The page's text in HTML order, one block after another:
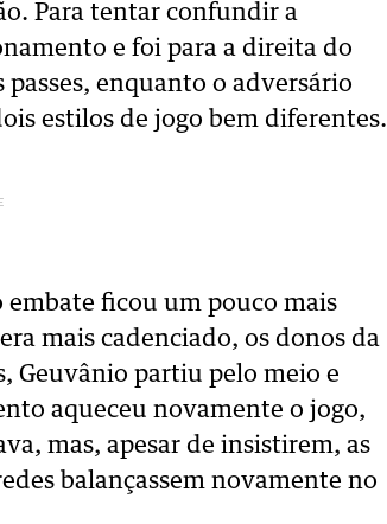
Para tentar confundir a
e foi para a direita do
enquanto o adversário
estilos de jogo bem diferentes.
ficou um pouco mais
mais cadenciado, os donos da
Geuvânio partiu pelo meio e
aqueceu novamente o jogo,
mas, apesar de insistirem, as
balançassem novamente no